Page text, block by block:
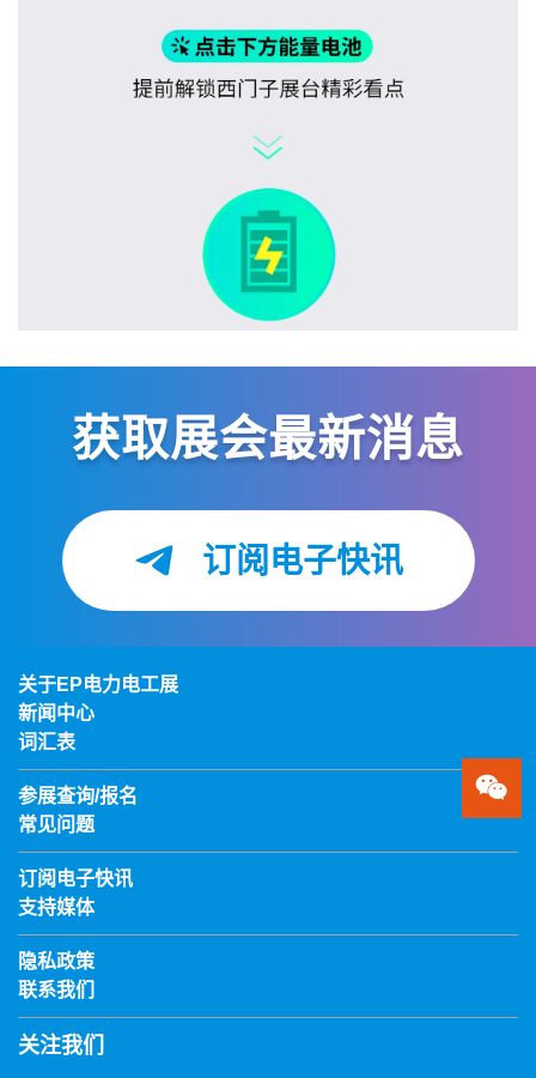
获取展会最新消息
订阅电子快讯
关于EP电力电工展
新闻中心
词汇表
参展查询/报名
常见问题
订阅电子快讯
支持媒体
隐私政策
联系我们
关注我们